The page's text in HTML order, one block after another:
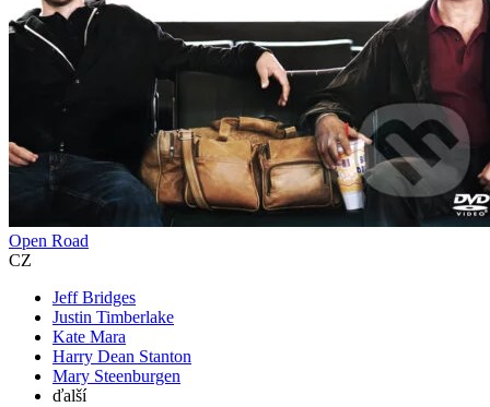
Open Road
CZ
Jeff Bridges
Justin Timberlake
Kate Mara
Harry Dean Stanton
Mary Steenburgen
ďalší